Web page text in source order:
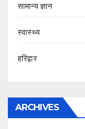
सामान्य ज्ञान
स्वास्थ्य
हरिद्वार
ARCHIVES